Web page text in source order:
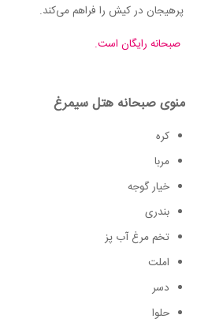
پرهیجان در کیش را فراهم می‌کند.
صبحانه رایگان است.
منوی صبحانه هتل سیمرغ
کره
مربا
خیار گوجه
بندری
تخم مرغ آب پز
املت
دسر
حلوا